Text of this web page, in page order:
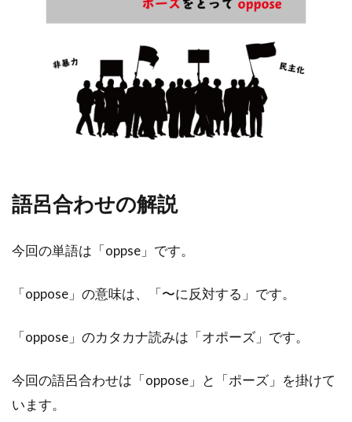
語呂合わせの解説
今回の単語は「oppse」です。
「oppose」の意味は、「〜に反対する」です。
「oppose」のカタカナ読みは「オポーズ」です。
今回の語呂合わせは「oppose」と「ポーズ」を掛けて
います。